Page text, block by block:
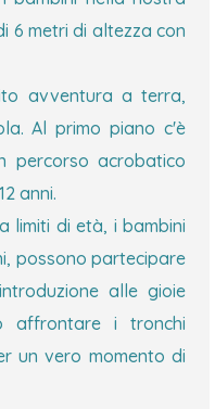
6 metri di altezza con
avventura a terra,
Al primo piano c'è
percorso acrobatico
anni.
limiti di età, i bambini
possono partecipare
alle gioie
affrontare i tronchi
un vero momento di